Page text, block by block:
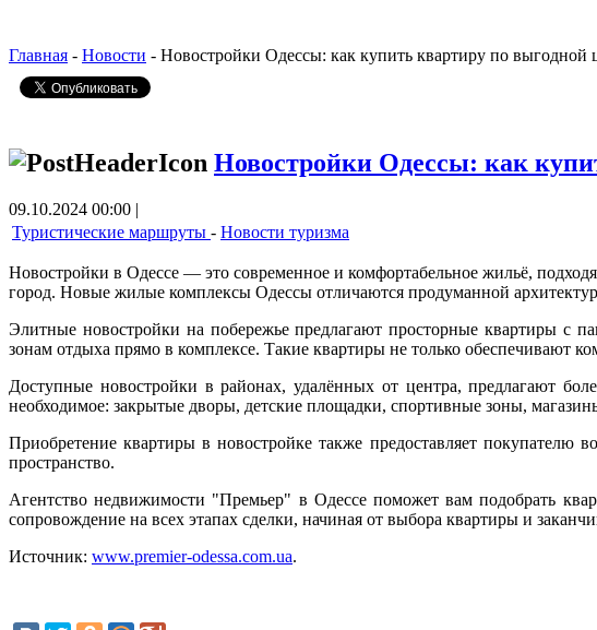
Главная - Новости - Новостройки Одессы: как купить квартиру по выгодной
Новостройки Одессы: как
09.10.2024 00:00 |
Туристические маршруты - Новости туризма
Новостройки в Одессе — это современное и комфортабельное жильё,
город. Новые жилые комплексы Одессы отличаются продуманной
Элитные новостройки на побережье предлагают просторные квартиры с
зонам отдыха прямо в комплексе. Такие квартиры не только обеспечивают
Доступные новостройки в районах, удалённых от центра, предлагают
необходимое: закрытые дворы, детские площадки, спортивные зоны,
Приобретение квартиры в новостройке также предоставляет покупателю
пространство.
Агентство недвижимости "Премьер" в Одессе поможет вам подобрать
сопровождение на всех этапах сделки, начиная от выбора квартиры и
Источник: www.premier-odessa.com.ua.